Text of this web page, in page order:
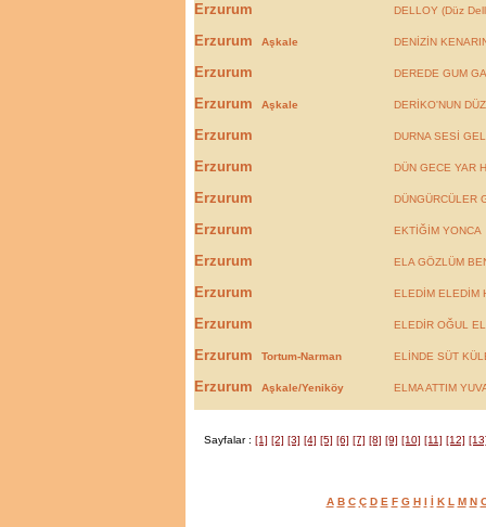
Erzurum DELLOY (Düz
Erzurum Aşkale DENİZİN
Erzurum DEREDE GUM
Erzurum Aşkale DERİKO'NUN
Erzurum DURNA SESİ
Erzurum DÜN GECE YAR
Erzurum DÜNGÜRCÜLER
Erzurum EKTİĞİM YONCA
Erzurum ELA GÖZLÜM
Erzurum ELEDİM ELEDİM
Erzurum ELEDİR OĞUL
Erzurum Tortum-Narman ELİNDE SÜT
Erzurum Aşkale/Yeniköy ELMA ATTIM
Sayfalar : [1] [2] [3] [4] [5] [6] [7] [8] [9] [10] [11] [12]
A B C Ç D E F G H I İ K L M N